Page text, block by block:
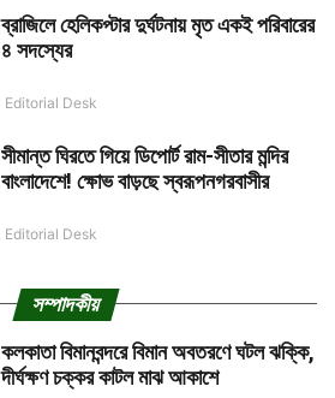
ব্রাজিলে হেলিকপ্টার দুর্ঘটনায় মৃত একই পরিবারের
৪ সদস্যের
Editorial Desk
সীমান্ত ঘিরতে গিয়ে ডিপোর্ট রাম-সীতার মন্দির
বাংলাদেশে! ক্ষোভ বাড়ছে স্বরূপনগরবাসীর
Editorial Desk
সম্পাদকীয়
কলকাতা বিমানবন্দরে বিমান অবতরণে ঘটল ঝক্কি,
দীর্ঘক্ষণ চক্কর কাটল মাঝ আকাশে